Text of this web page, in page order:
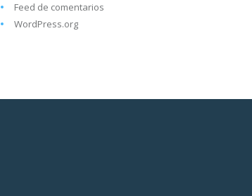
Feed de comentarios
WordPress.org